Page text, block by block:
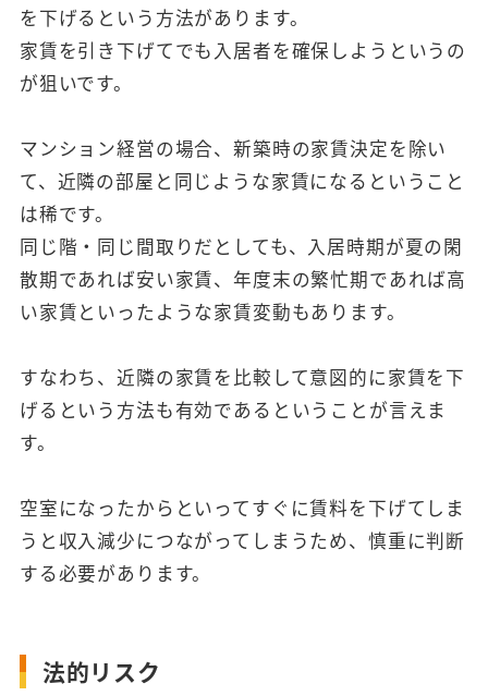
を下げるという方法があります。
家賃を引き下げてでも入居者を確保しようというの
が狙いです。
マンション経営の場合、新築時の家賃決定を除い
て、近隣の部屋と同じような家賃になるということ
は稀です。
同じ階・同じ間取りだとしても、入居時期が夏の閑
散期であれば安い家賃、年度末の繁忙期であれば高
い家賃といったような家賃変動もあります。
すなわち、近隣の家賃を比較して意図的に家賃を下
げるという方法も有効であるということが言えま
す。
空室になったからといってすぐに賃料を下げてしま
うと収入減少につながってしまうため、慎重に判断
する必要があります。
法的リスク